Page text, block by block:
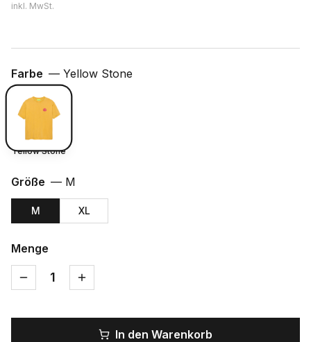
inkl. MwSt.
Farbe — Yellow Stone
Yellow Stone
Größe — M
M XL
Menge
1
In den Warenkorb